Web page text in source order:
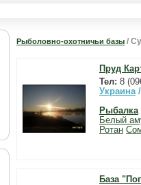
Рыболовно-охотничьи базы /
Пруд
Тел: 8
Украина
Рыбалка
Белый
Ротан
База